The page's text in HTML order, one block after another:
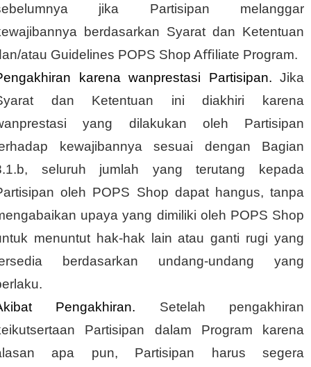
jika Partisipan melanggar
berdasarkan Syarat dan Ketentuan
atau Guidelines POPS Shop Aﬃliate Program.
karena wanprestasi Partisipan. Jika
dan Ketentuan ini diakhiri karena
yang dilakukan oleh Partisipan
kewajibannya sesuai dengan Bagian
seluruh jumlah yang terutang kepada
oleh POPS Shop dapat hangus, tanpa
upaya yang dimiliki oleh POPS Shop
menuntut hak-hak lain atau ganti rugi yang
berdasarkan undang-undang yang
Pengakhiran. Setelah pengakhiran
Partisipan dalam Program karena
apa pun, Partisipan harus segera